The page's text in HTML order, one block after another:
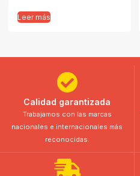
Leer más
Calidad garantizada
Trabajamos con las marcas
nacionales e internacionales más
reconocidas.